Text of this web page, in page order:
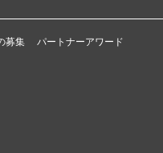
募集 パートナーアワード